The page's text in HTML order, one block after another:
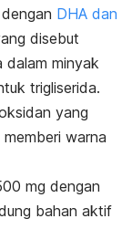
DHA dan
disebut
dalam minyak
trigliserida.
yang
warna
mg dengan
bahan aktif